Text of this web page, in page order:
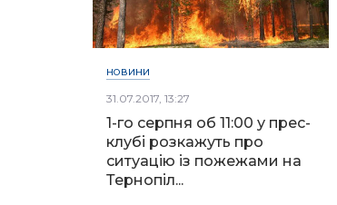
НОВИНИ
31.07.2017, 13:27
1-го серпня об 11:00 у прес-
клубі розкажуть про
ситуацію із пожежами на
Тернопіл...